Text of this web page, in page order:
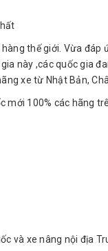
thế giới. Vừa
này ,các quốc gia
xe từ Nhật Bản,
mới 100% các hãng
và xe nâng nội địa